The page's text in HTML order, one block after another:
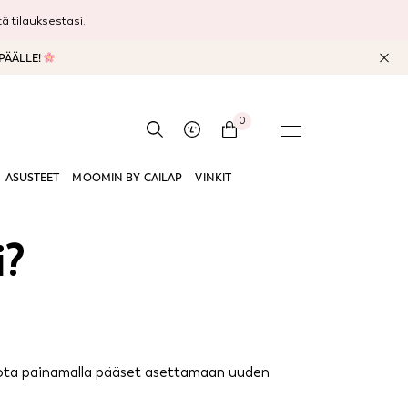
tilauksestasi.
0
ASUSTEET MOOMIN BY CAILAP VINKIT
painamalla pääset asettamaan uuden